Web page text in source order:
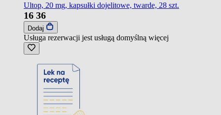
Ultop, 20 mg, kapsułki dojelitowe, twarde, 28 szt.
16 36
Dodaj
Usługa rezerwacji jest usługą domyślną więcej